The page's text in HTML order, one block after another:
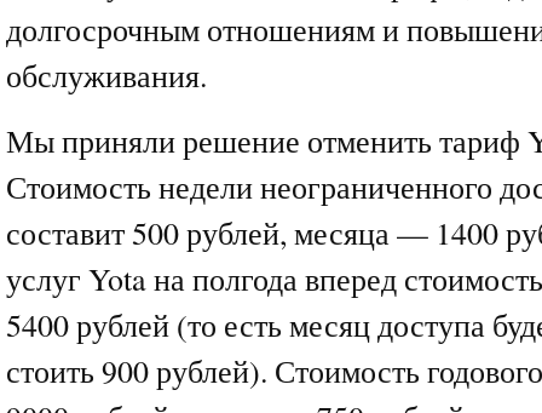
долгосрочным отношениям и
обслуживания.
Мы приняли решение отменить тариф
Стоимость недели неограниченного
составит 500 рублей, месяца — 1400
услуг Yota на полгода вперед
5400 рублей (то есть месяц доступа
стоить 900 рублей). Стоимость